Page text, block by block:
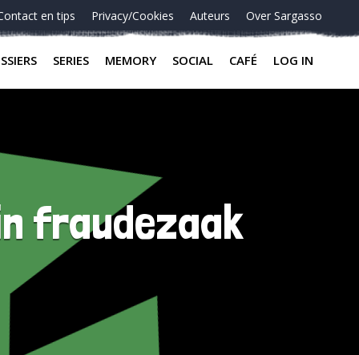
en tips Privacy/Cookies Auteurs Over Sargasso
SERIES MEMORY SOCIAL CAFÉ LOG IN
fraudezaak